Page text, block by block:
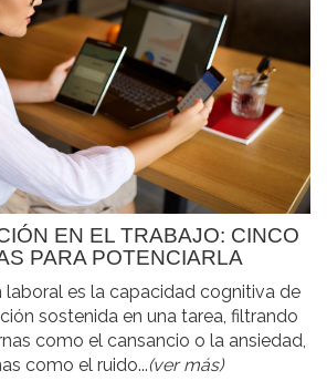
EN EL TRABAJO: CINCO
PARA POTENCIARLA
laboral es la capacidad cognitiva de
sostenida en una tarea, filtrando
como el cansancio o la ansiedad,
como el ruido...(ver más)